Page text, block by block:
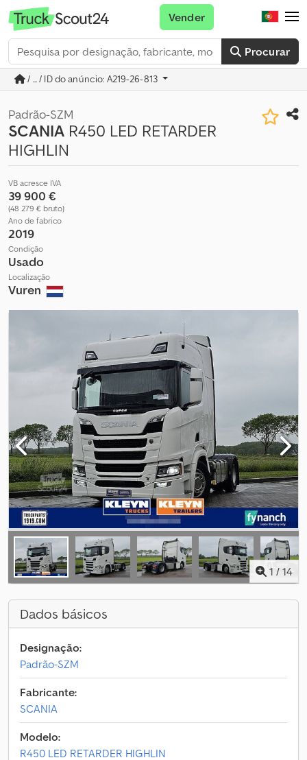
Procurar
Vender
/ ... / ID do anúncio: A219-26-813
Padrão-SZM
SCANIA R450 LED RETARDER
HIGHLIN
VB acresce IVA
39 900 €
(48 279 € bruto)
Ano de fabrico
2019
Condição
Usado
Localização
Vuren
1 / 14
Dados básicos
Designação:
Padrão-SZM
Fabricante:
SCANIA
Modelo:
R450 LED RETARDER HIGHLIN